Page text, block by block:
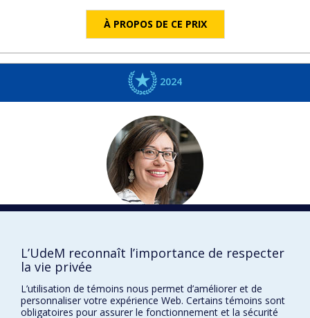
À PROPOS DE CE PRIX
2024
Physique
DISTINCTIONS
L’UdeM reconnaît l’importance de respecter
la vie privée
L’utilisation de témoins nous permet d’améliorer et de
personnaliser votre expérience Web. Certains témoins sont
obligatoires pour assurer le fonctionnement et la sécurité